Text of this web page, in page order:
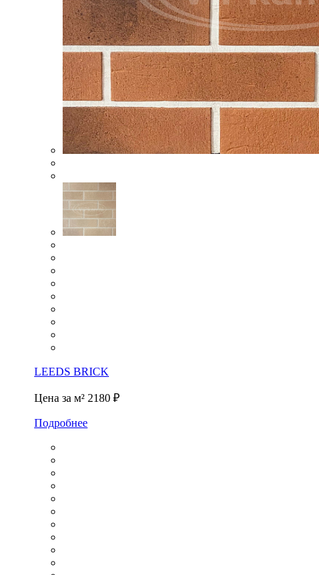
LEEDS BRICK
Цена за м² 2180 ₽
Подробнее